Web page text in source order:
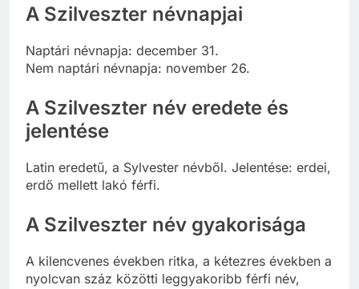
A Szilveszter névnapjai
Naptári névnapja: december 31.
Nem naptári névnapja: november 26.
A Szilveszter név eredete és
jelentése
Latin eredetű, a Sylvester névből. Jelentése: erdei,
erdő mellett lakó férfi.
A Szilveszter név gyakorisága
A kilencvenes években ritka, a kétezres években a
nyolcvan száz közötti leggyakoribb férfi név,